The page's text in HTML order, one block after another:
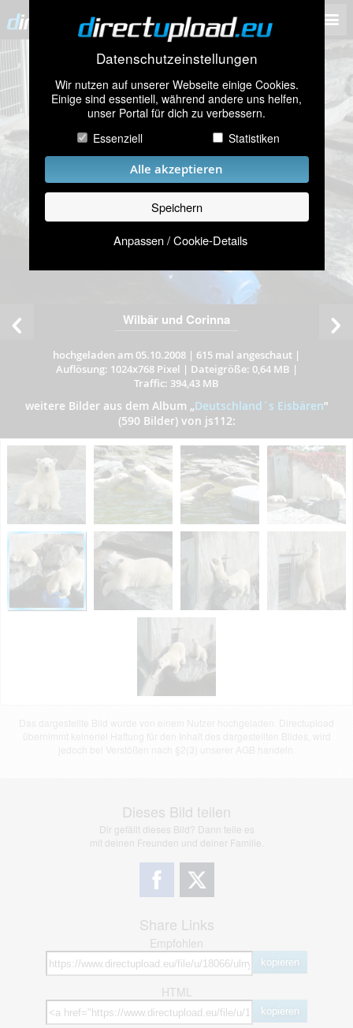
Datenschutzeinstellungen
Wir nutzen auf unserer Webseite einige Cookies.
Einige sind essentiell, während andere uns helfen,
unser Portal für dich zu verbessern.
Essenziell
Statistiken
Alle akzeptieren
Speichern
Anpassen / Cookie-Details
Wilbär und Corinna
hochgeladen am 05.10.2008 | 615 mal angeschaut |
Auflösung: 1024x768 Pixel | Dateigröße: 0,64 MB |
Traffic: 394,43 MB
weitere Bilder aus dem Album „Deutschland´s Eisbären”
(590 Bilder) von js112:
Das dargestellte Bild wurde von einem Nutzer hochgeladen. Directupload
Dieses Bild teilen
Dir gefällt dieses Bild? Dann teile es
mit deinen Freunden und deiner Familie.
Share Links
Empfohlen
kopieren
HTML
kopieren